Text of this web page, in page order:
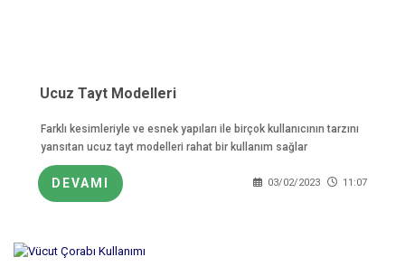
Ucuz Tayt Modelleri
Farklı kesimleriyle ve esnek yapıları ile birçok kullanıcının tarzını
yansıtan ucuz tayt modelleri rahat bir kullanım sağlar
DEVAMI 03/02/2023 11:07